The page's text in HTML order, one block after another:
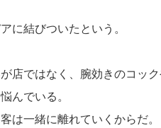
に結びついたという。
店ではなく、腕効きのコッ
んでいる。
は一緒に離れていくからだ。